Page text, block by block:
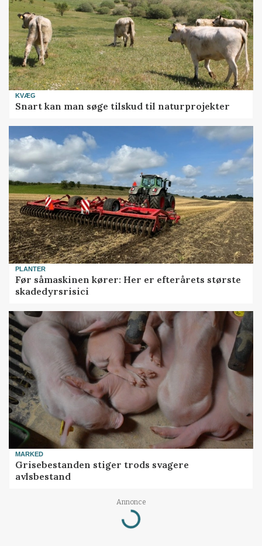
KVÆG
Snart kan man søge tilskud til naturprojekter
PLANTER
Før såmaskinen kører: Her er efterårets største
skadedyrsrisici
MARKED
Grisebestanden stiger trods svagere
avlsbestand
Annonce
Loading...